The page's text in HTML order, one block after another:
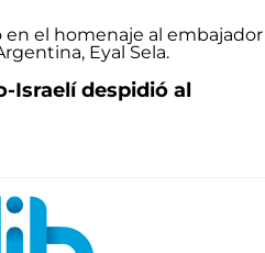
Israelí despidió al